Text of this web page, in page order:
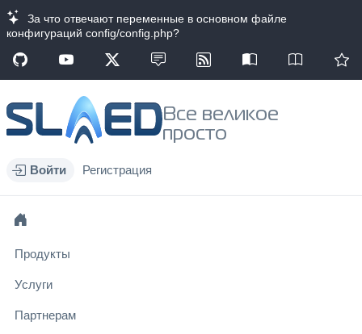
За что отвечают переменные в основном файле
конфигураций config/config.php?
Все великое
просто
Войти Регистрация
Продукты
Услуги
Партнерам